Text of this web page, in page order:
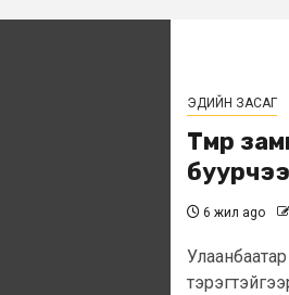
ЭДИЙН ЗАСАГ
Төмөр
буурчээ
6 жил ago